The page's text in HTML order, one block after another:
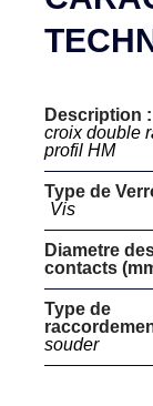
Description :
croix double
profil HM
Type de
Vis
Diametre
contacts
Type de
souder